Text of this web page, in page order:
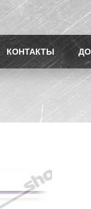
КОНТАКТЫ